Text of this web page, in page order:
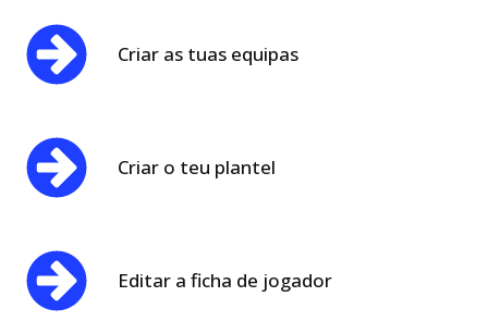
Criar as tuas equipas
Criar o teu plantel
Editar a ficha de jogador